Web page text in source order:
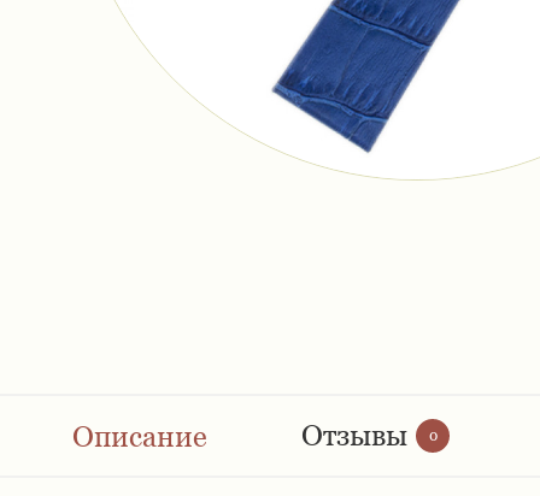
Фурнитура
Описание Отзывы 0